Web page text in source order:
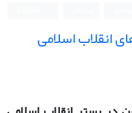
انقلاب اسلامی